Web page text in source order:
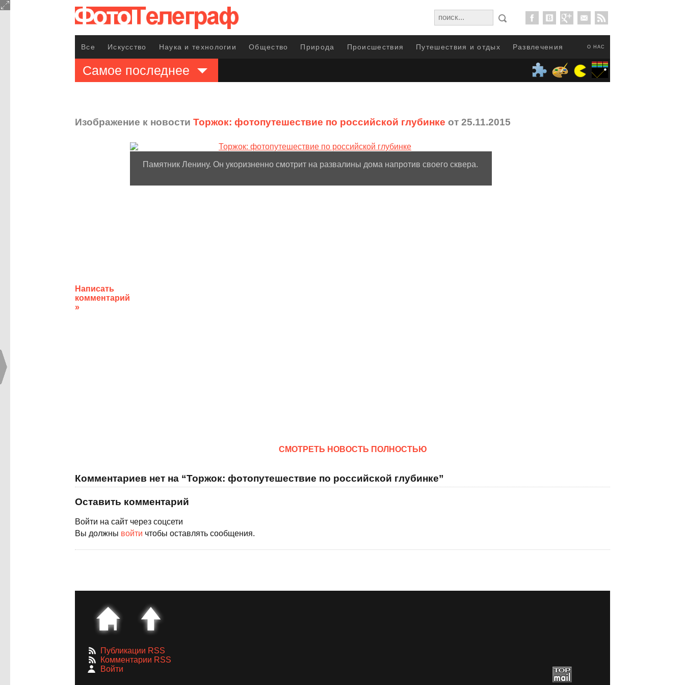
О НАС
Все Искусство Наука и технологии Общество Природа Происшествия Путешествия и отдых Развлечения
Самое последнее
Изображение к новости Торжок: фотопутешествие по российской глубинке от 25.11.2015
Написать
комментарий
»
Памятник Ленину. Он укоризненно смотрит на развалины дома напротив своего сквера.
CМОТРЕТЬ НОВОСТЬ ПОЛНОСТЬЮ
Комментариев нет на “Торжок: фотопутешествие по российской глубинке”
Оставить комментарий
Войти на сайт через соцсети
Вы должны войти чтобы оставлять сообщения.
Публикации RSS
Комментарии RSS
Войти